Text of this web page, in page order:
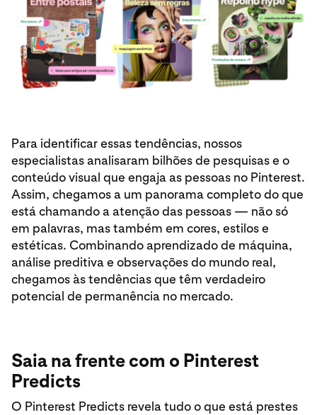
Para identificar essas tendências, nossos
especialistas analisaram bilhões de pesquisas e o
conteúdo visual que engaja as pessoas no Pinterest.
Assim, chegamos a um panorama completo do que
está chamando a atenção das pessoas — não só
em palavras, mas também em cores, estilos e
estéticas. Combinando aprendizado de máquina,
análise preditiva e observações do mundo real,
chegamos às tendências que têm verdadeiro
potencial de permanência no mercado.
Saia na frente com o Pinterest
Predicts
O Pinterest Predicts revela tudo o que está prestes